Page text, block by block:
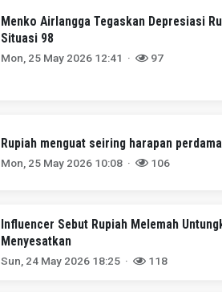
Menko Airlangga Tegaskan Depresiasi
Situasi 98
Mon, 25 May 2026 12:41 · 97
Rupiah menguat seiring harapan
Mon, 25 May 2026 10:08 · 106
Influencer Sebut Rupiah Melemah
Menyesatkan
Sun, 24 May 2026 18:25 · 118